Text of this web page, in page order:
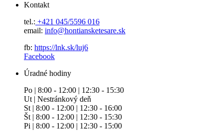
Kontakt
tel.: +421 045/5596 016
email: info@hontiansketesare.sk
fb: https://lnk.sk/luj6
Facebook
Úradné hodiny
Po | 8:00 - 12:00 | 12:30 - 15:30
Ut | Nestránkový deň
St | 8:00 - 12:00 | 12:30 - 16:00
Št | 8:00 - 12:00 | 12:30 - 15:30
Pi | 8:00 - 12:00 | 12:30 - 15:00